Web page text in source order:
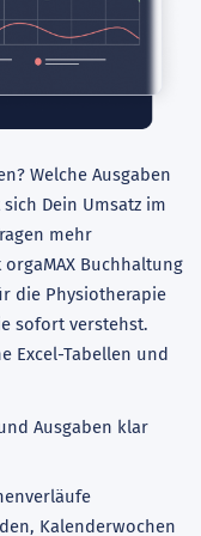
Welche Ausgaben
Dein Umsatz im
mehr
Buchhaltung
die Physiotherapie
sofort verstehst.
Excel-Tabellen und
Ausgaben klar
Kalenderwochen